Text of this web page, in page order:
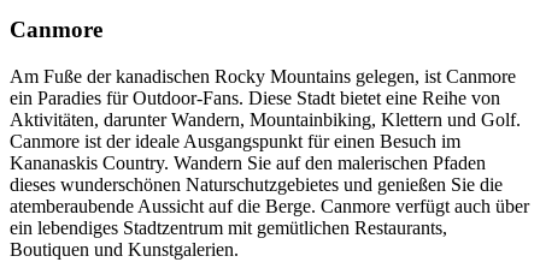
Canmore
Am Fuße der kanadischen Rocky Mountains gelegen, ist Canmore
ein Paradies für Outdoor-Fans. Diese Stadt bietet eine Reihe von
Aktivitäten, darunter Wandern, Mountainbiking, Klettern und Golf.
Canmore ist der ideale Ausgangspunkt für einen Besuch im
Kananaskis Country. Wandern Sie auf den malerischen Pfaden
dieses wunderschönen Naturschutzgebietes und genießen Sie die
atemberaubende Aussicht auf die Berge. Canmore verfügt auch über
ein lebendiges Stadtzentrum mit gemütlichen Restaurants,
Boutiquen und Kunstgalerien.